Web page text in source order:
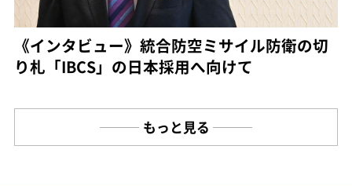
《インタビュー》統合防空ミサイル防衛の切
り札「IBCS」の日本採用へ向けて
もっと見る